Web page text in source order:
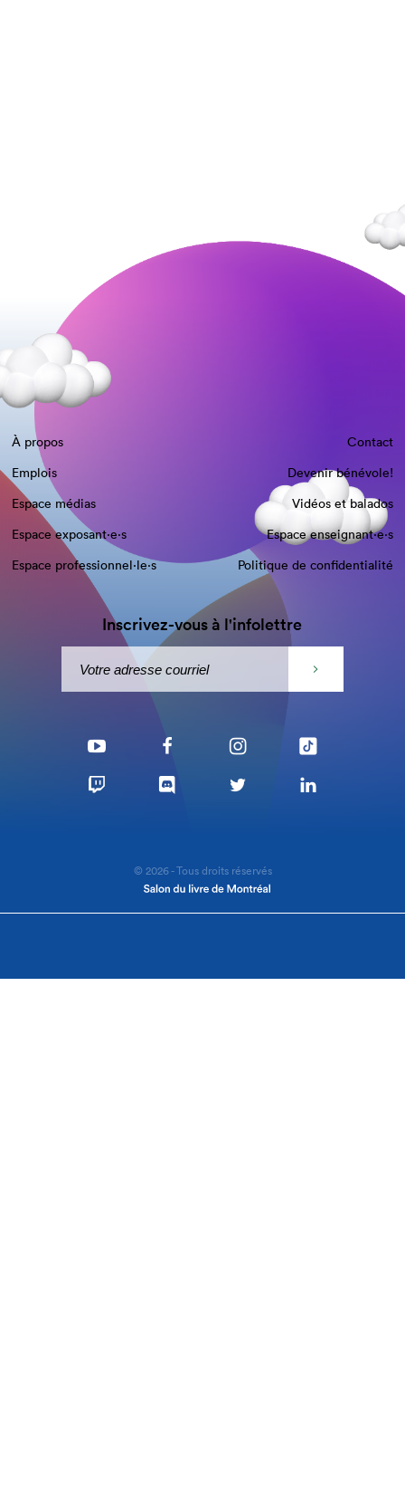
À propos
Contact
Emplois
Devenir bénévole!
Espace médias
Vidéos et balados
Espace exposant·e⋅s
Espace enseignant·e⋅s
Espace professionnel·le⋅s
Politique de confidentialité
Inscrivez-vous à l'infolettre
© 2026 - Tous droits réservés